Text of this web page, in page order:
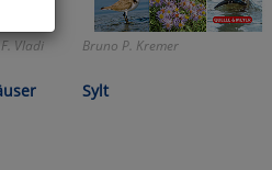
Vladi Bruno P. Kremer
Sylt